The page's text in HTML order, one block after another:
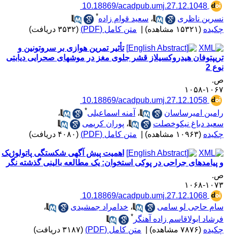
‎ 10.18869/acadpub.umj.27.12.1048
ناظری
،سعید قوام زاده
(۱۵۳۲۱ مشاهده) | متن کامل (PDF) (۳۵۳۲ دریافت)
تأثیر تمرین هوازی بر سروتونین و
هیدروکسیلاز قشر جلوی مغز در موشهای صحرایی دیابتی
2
۱۰۵۸
‎ 10.18869/acadpub.umj.27.12.1058
امیرساسان
،آمنه اسماعیلی
،
دباغ نیکوخصلت
،پوران کریمی
(۱۰۹۶۳ مشاهده) | متن کامل (PDF) (۴۰۸۰ دریافت)
اهمیت پیش آگهی شکستگی پاتولوژیک
پیامدهای جراحی در پوکی استخوان: یک مطالعه بالینی گذشته نگر
۱۰۶۸
‎ 10.18869/acadpub.umj.27.12.1068
حاجی لو سامی
،خدامراد جمشیدی
،
ابولاقاسم زاده آهنگر*
(۷۸۷۶ مشاهده) | متن کامل (PDF) (۳۱۸۷ دریافت)